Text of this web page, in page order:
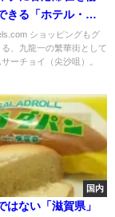
きる「ホテル・ア
ショッピングもグ
、九龍一の繁華街として
ーチョイ（尖沙咀）。
国内
はない「滋賀県」